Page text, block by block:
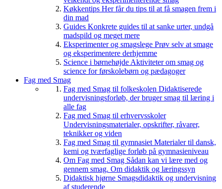
Køkkentips Her får du tips til at få smagen frem i
din mad
Guides Konkrete guides til at sanke urter, undgå
madspild og meget mere
Eksperimenter og smagslege Prøv selv at smage
og eksperimentere derhjemme
Science i børnehøjde Aktiviteter om smag og
science for førskolebørn og pædagoger
Fag med Smag
Fag med Smag til folkeskolen Didaktiserede
undervisningsforløb, der bruger smag til læring i
alle fag
Fag med Smag til erhvervsskoler
Undervisningsmaterialer, opskrifter, råvarer,
teknikker og viden
Fag med Smag til gymnasiet Materialer til dansk,
kemi og tværfaglige forløb på gymnasieniveau
Om Fag med Smag Sådan kan vi lære med og
gennem smag. Om didaktik og læringssyn
Didaktisk hjørne Smagsdidaktik og undervisning
af studerende